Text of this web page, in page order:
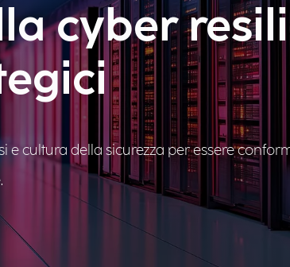
cyber
e cultura della sicurezza per essere